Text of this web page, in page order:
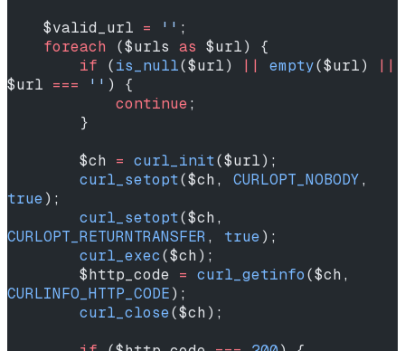
    $valid_url
= '' ;
    foreach
($urls as $url) {
        if
(is_null($url) || empty($url)
||
$url === '' ) {
            continue
;
        }
        $ch
= curl_init($url);
        curl_setopt
($ch, CURLOPT_NOBODY
true);
        curl_setopt
CURLOPT_RETURNTRANSFER, true);
        curl_exec
($ch);
        $http_code
= curl_getinfo
CURLINFO_HTTP_CODE);
        curl_close
($ch);